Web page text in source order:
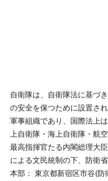
自衛隊は、自衛隊法に基づ
の安全を保つために設置さ
軍事組織であり、国際法上
上自衛隊・海上自衛隊・航
最高指揮官たる内閣総理大
による文民統制の下、防衛
本部： 東京都新宿区市谷(防